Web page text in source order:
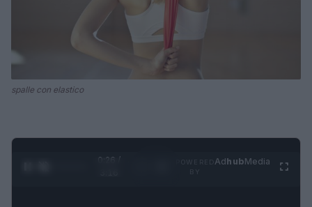
spalle con elastico
0:27 /
AdhubMedia